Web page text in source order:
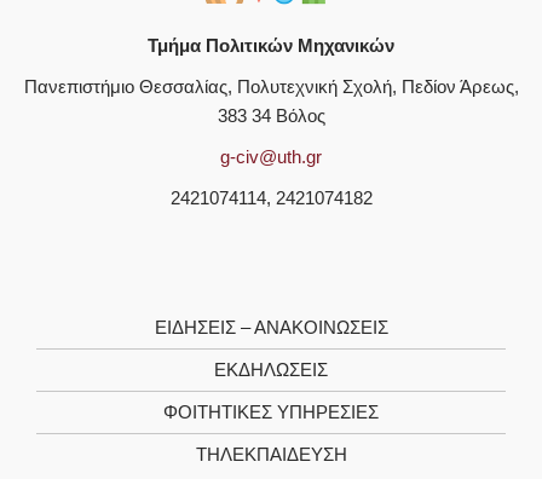
Τμήμα Πολιτικών Μηχανικών
Πανεπιστήμιο Θεσσαλίας, Πολυτεχνική Σχολή, Πεδίον Άρεως,
383 34 Βόλος
g-civ@uth.gr
2421074114, 2421074182
ΕΙΔΗΣΕΙΣ – ΑΝΑΚΟΙΝΩΣΕΙΣ
ΕΚΔΗΛΩΣΕΙΣ
ΦΟΙΤΗΤΙΚΈΣ ΥΠΗΡΕΣΊΕΣ
ΤΗΛΕΚΠΑΊΔΕΥΣΗ